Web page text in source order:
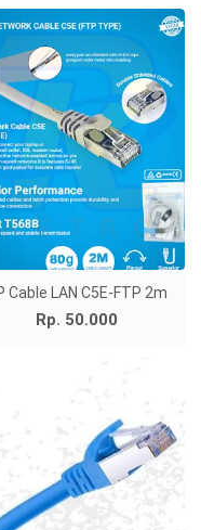
Cable LAN C5E-FTP 2m
Rp. 50.000